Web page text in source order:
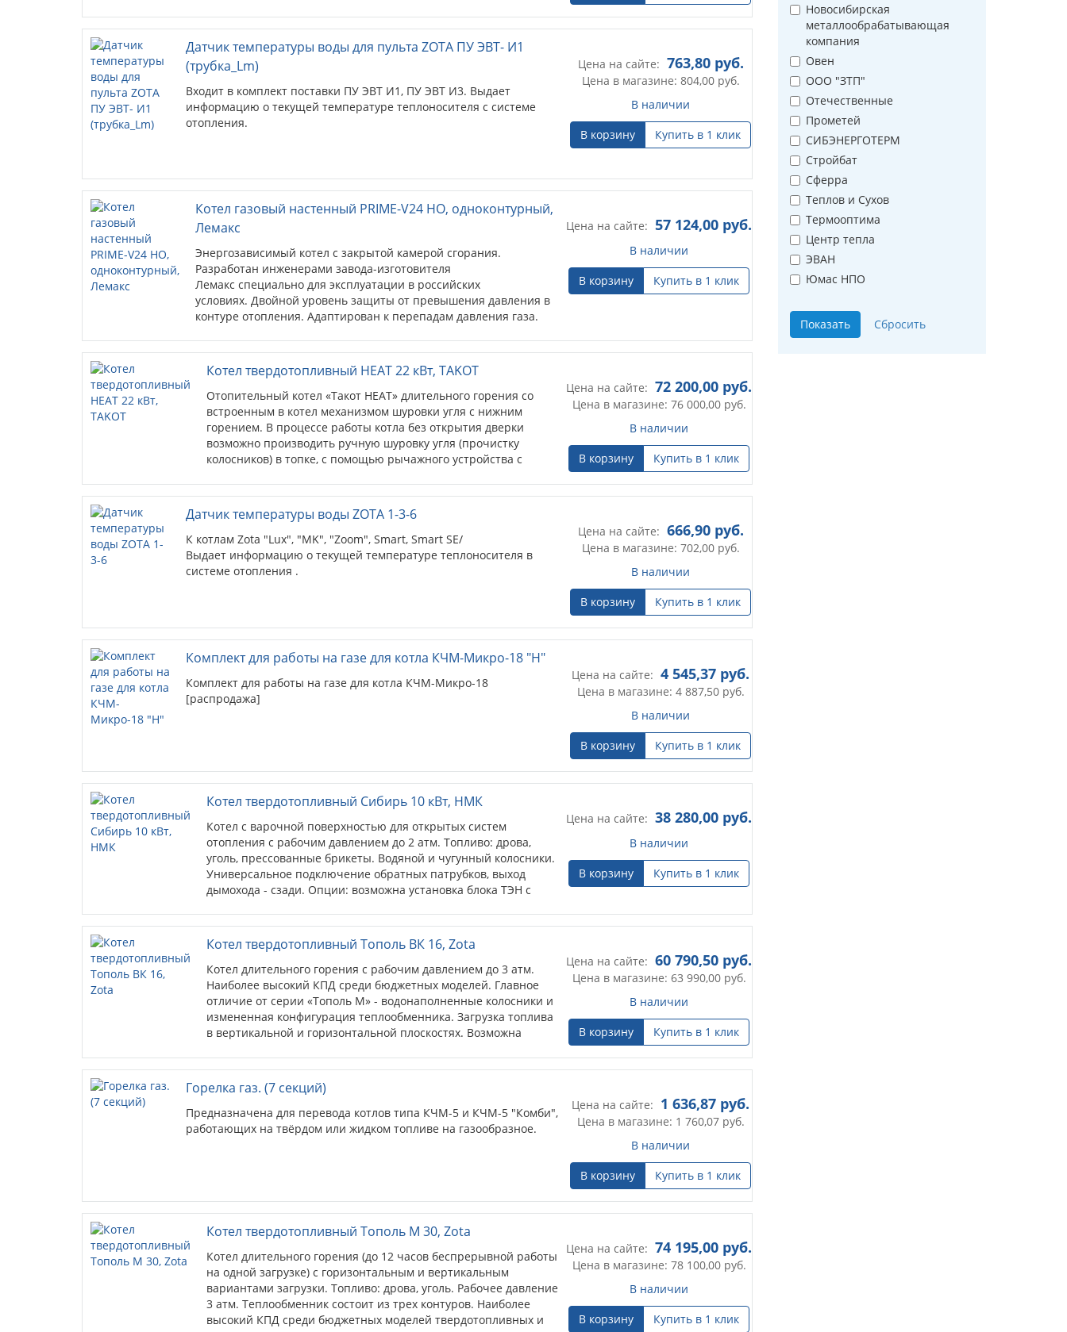
Новосибирская
металлообрабатывающая
компания
Овен
ООО "ЗТП"
Отечественные
Прометей
СИБЭНЕРГОТЕРМ
Стройбат
Сферра
Теплов и Сухов
Термооптима
Центр тепла
ЭВАН
Юмас НПО
Датчик температуры воды для пульта ZOTA ПУ ЭВТ- И1
(трубка_Lm)
Входит в комплект поставки ПУ ЭВТ И1, ПУ ЭВТ И3. Выдает
информацию о текущей температуре теплоносителя с системе
отопления.
Цена на сайте: 763,80руб.
Цена в магазине: 804,00руб.
В наличии
В корзину
Купить в 1 клик
Котел газовый настенный PRIME-V24 НО, одноконтурный,
Лемакс
Энергозависимый котел с закрытой камерой сгорания.
Разработан инженерами завода-изготовителя
Лемакс специально для эксплуатации в российских
условиях. Двойной уровень защиты от превышения давления в
контуре отопления. Адаптирован к перепадам давления газа.
Цена на сайте: 57 124,00 руб.
В наличии
В корзину
Купить в 1 клик
Котел твердотопливный HEAT 22 кВт, TAKOT
Отопительный котел «Такот HEAT» длительного горения со
встроенным в котел механизмом шуровки угля с нижним
горением. В процессе работы котла без открытия дверки
возможно производить ручную шуровку угля (прочистку
колосников) в топке, с помощью рычажного устройства с
из стали толщиной δ = 4 мм. Водоохлаждаемые колосники.
Нижнее горение топлива позволяет дозагружать топливо в
загрузочную камеру в процессе горения. Имеется отдельная
дверка для доступа в конвективную часть отопительного котла
для чистки теплообменников.
возможность установки вентилятора с контроллером
автоматики твердотопливного котла.
Цена на сайте: 72 200,00 руб.
Цена в магазине: 76 000,00руб.
В наличии
В корзину
Купить в 1 клик
Датчик температуры воды ZOTA 1-3-6
К котлам Zota "Lux", "MK", "Zoom", Smart, Smart SE/
Выдает информацию о текущей температуре теплоносителя в
системе отопления .
Цена на сайте: 666,90руб.
Цена в магазине: 702,00руб.
В наличии
В корзину
Купить в 1 клик
Комплект для работы на газе для котла КЧМ-Микро-18 "Н"
Комплект для работы на газе для котла КЧМ-Микро-18
[распродажа]
Цена на сайте: 4 545,37 руб.
Цена в магазине: 4 887,50руб.
В наличии
В корзину
Купить в 1 клик
Котел твердотопливный Сибирь 10 кВт, НМК
Котел с варочной поверхностью для открытых систем
отопления с рабочим давлением до 2 атм. Топливо: дрова,
уголь, прессованные брикеты. Водяной и чугунный колосники.
Универсальное подключение обратных патрубков, выход
дымохода - сзади. Опции: возможна установка блока ТЭН с
Цена на сайте: 38 280,00 руб.
В наличии
В корзину
Купить в 1 клик
Котел твердотопливный Тополь ВК 16, Zota
Котел длительного горения с рабочим давлением до 3 атм.
Наиболее высокий КПД среди бюджетных моделей. Главное
отличие от серии «Тополь М» - водонаполненные колосники и
измененная конфигурация теплообменника. Загрузка топлива
в вертикальной и горизонтальной плоскостях. Возможна
Цена на сайте: 60 790,50 руб.
Цена в магазине: 63 990,00руб.
В наличии
В корзину
Купить в 1 клик
Горелка газ. (7 секций)
Предназначена для перевода котлов типа КЧМ-5 и КЧМ-5 "Комби",
работающих на твёрдом или жидком топливе на газообразное.
Цена на сайте: 1 636,87 руб.
Цена в магазине: 1 760,07руб.
В наличии
В корзину
Купить в 1 клик
Котел твердотопливный Тополь М 30, Zota
Котел длительного горения (до 12 часов беспрерывной работы
на одной загрузке) с горизонтальным и вертикальным
вариантами загрузки. Топливо: дрова, уголь. Рабочее давление
3 атм. Теплообменник состоит из трех контуров. Наиболее
высокий КПД среди бюджетных моделей твердотопливных и
Цена на сайте: 74 195,00 руб.
Цена в магазине: 78 100,00руб.
В наличии
В корзину
Купить в 1 клик